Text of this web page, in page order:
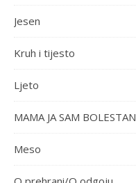
Jesen
Kruh i tijesto
Ljeto
MAMA JA SAM BOLESTAN
Meso